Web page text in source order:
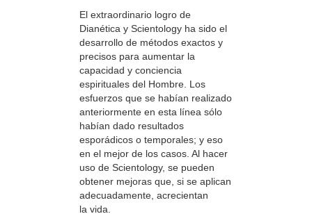
El extraordinario logro de
Dianética y Scientology ha sido el
desarrollo de métodos exactos y
precisos para aumentar la
capacidad y conciencia
espirituales del Hombre. Los
esfuerzos que se habían realizado
anteriormente en esta línea sólo
habían dado resultados
esporádicos o temporales; y eso
en el mejor de los casos. Al hacer
uso de Scientology, se pueden
obtener mejoras que, si se aplican
adecuadamente, acrecientan
la vida.